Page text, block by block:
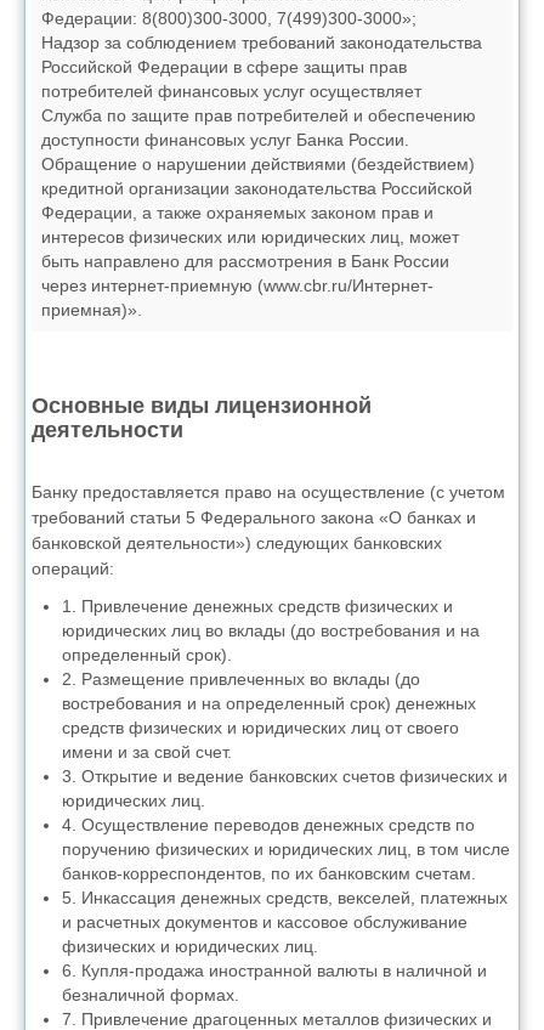
Федерации: 8(800)300-3000, 7(499)300-3000»;
Надзор за соблюдением требований законодательства
Российской Федерации в сфере защиты прав
потребителей финансовых услуг осуществляет
Служба по защите прав потребителей и обеспечению
доступности финансовых услуг Банка России.
Обращение о нарушении действиями (бездействием)
кредитной организации законодательства Российской
Федерации, а также охраняемых законом прав и
интересов физических или юридических лиц, может
быть направлено для рассмотрения в Банк России
через интернет-приемную (www.cbr.ru/Интернет-
приемная)».
Основные виды лицензионной
деятельности
Банку предоставляется право на осуществление (с учетом
требований статьи 5 Федерального закона «О банках и
банковской деятельности») следующих банковских
операций:
1. Привлечение денежных средств физических и
юридических лиц во вклады (до востребования и на
определенный срок).
2. Размещение привлеченных во вклады (до
востребования и на определенный срок) денежных
средств физических и юридических лиц от своего
имени и за свой счет.
3. Открытие и ведение банковских счетов физических и
юридических лиц.
4. Осуществление переводов денежных средств по
поручению физических и юридических лиц, в том числе
банков-корреспондентов, по их банковским счетам.
5. Инкассация денежных средств, векселей, платежных
и расчетных документов и кассовое обслуживание
физических и юридических лиц.
6. Купля-продажа иностранной валюты в наличной и
безналичной формах.
7. Привлечение драгоценных металлов физических и